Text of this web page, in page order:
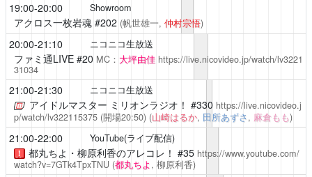
19:00-20:00 Showroom
アクロス一枚岩魂#202 (帆世雄一, 仲村宗悟)
20:00-21:10 ニコニコ生放送
ファミ通LIVE#20 MC： 大坪由佳 https://live.nicovideo.jp/watch/lv3221
31034
21:00-21:30 ニコニコ生放送
アイドルマスター ミリオンラジオ！ #330 https://live.nicovideo.j
p/watch/lv322115375(開場20:50) (山崎はるか, 田所あずさ, 麻倉もも)
21:00-22:00 YouTube(ライブ配信)
！ 都丸ちよ・柳原利香のアレコレ！ #35 https://www.youtube.com/
watch?v=7GTk4TpxTNU (都丸ちよ, 柳原利香)